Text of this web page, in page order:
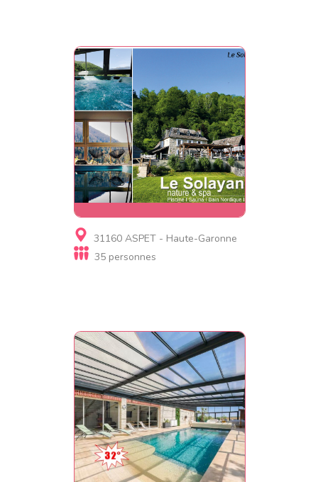
Gite, Gite de luxe
Le Solayan Nature & Spa
31160 ASPET - Haute-Garonne
35 personnes